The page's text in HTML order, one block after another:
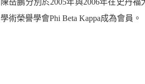
陳岳鵬分別於2005年與2006年在史丹
學術榮譽學會Phi Beta Kappa成為會員。